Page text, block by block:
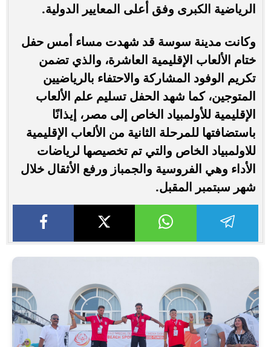
الرياضية الكبرى وفق أعلى المعايير الدولية.
وكانت مدينة سوسة قد شهدت مساء أمس حفل
ختام الألعاب الإقليمية العاشرة، والذي تضمن
تكريم الوفود المشاركة والاحتفاء بالرياضيين
المتوجين، كما شهد الحفل تسليم علم الألعاب
الإقليمية للأولمبياد الخاص إلى مصر، إيذانًا
باستضافتها للمرحلة الثانية من الألعاب الإقليمية
للاولمبياد الخاص والتي تم تخصيصها لرياضات
الأداء وهي الفروسية والجمباز ورفع الأثقال خلال
شهر سبتمبر المقبل.